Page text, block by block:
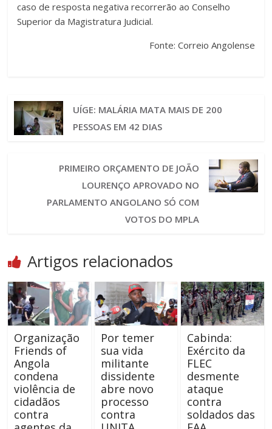
caso de resposta negativa recorrerão ao Conselho
Superior da Magistratura Judicial.
Fonte: Correio Angolense
UÍGE: MALÁRIA MATA MAIS DE 200
PESSOAS EM 42 DIAS
PRIMEIRO ORÇAMENTO DE JOÃO
LOURENÇO APROVADO NO
PARLAMENTO ANGOLANO SÓ COM
VOTOS DO MPLA
Artigos relacionados
Organização
Friends of
Angola
condena
violência de
cidadãos
contra
Por temer
sua vida
militante
dissidente
abre novo
processo
contra
Cabinda:
Exército da
FLEC
desmente
ataque
contra
soldados das